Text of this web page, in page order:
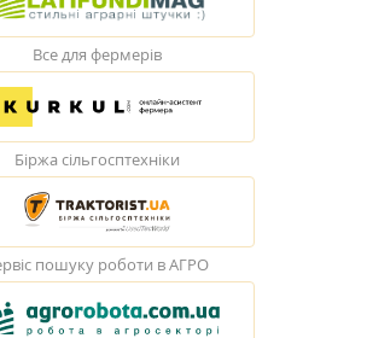
Все для фермерів
Біржа сільгосптехніки
пошуку роботи в АГРО